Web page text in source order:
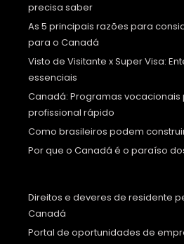
precisa saber
As 5 principais razões para
para o Canadá
Visto de Visitante x Super Visa:
essenciais
Canadá: Programas
profissional rápido
Como brasileiros podem
Por que o Canadá é o paraíso
Direitos e deveres de residente
Canadá
Portal de oportunidades de